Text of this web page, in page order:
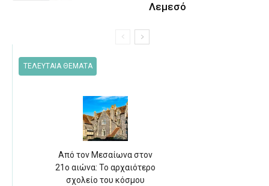
Λεμεσό
ΤΕΛΕΥΤΑΙΑ ΘΕΜΑΤΑ
Από τον Μεσαίωνα στον
21ο αιώνα: Το αρχαιότερο
σχολείο του κόσμου